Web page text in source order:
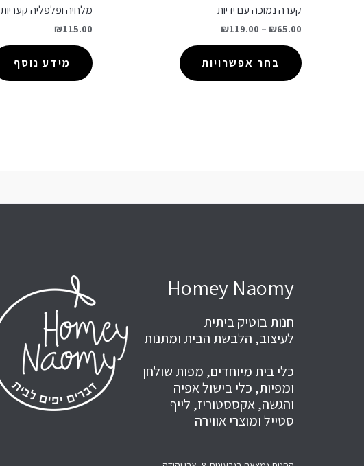
קערה נמוכה עם ידיות
₪65.00
–
₪119.00
בחר אפשרויות
מלחיה ופלפליה קעריות
₪115.00
מידע נוסף
Homey Naomy
חנות בוטיק ביתית
לעיצוב, הלבשת הבית ומתנות
כלי בית מיוחדים, מפות שולחן
ומפיות, כלי בישול אפיה
והגשה, אקססטוריז, לייף
סטייל ומוצרי אווירה